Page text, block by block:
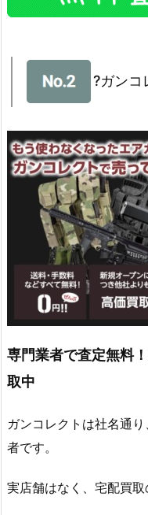
?ガンコ
専門業者で査定無料
取中
ガンコレクトは社名通
者です。
実店舗はなく、宅配買取